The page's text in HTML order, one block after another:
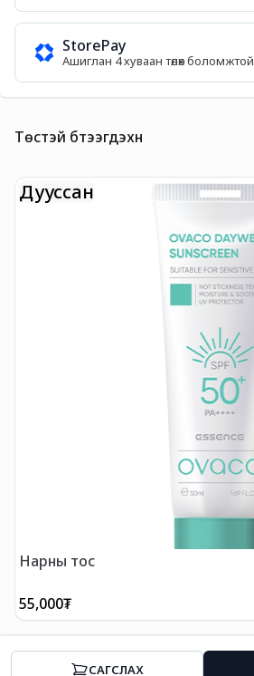
CАГСЛАХ
StorePay
Ашиглан 4 хуваан төлөх боломжтой
Төстэй бүтээгдэхүүн
Дууссан
Нарны тос
55,000₮